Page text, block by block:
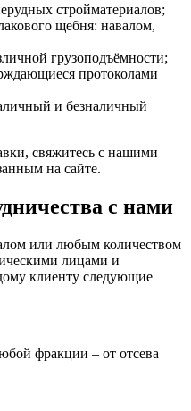
стройматериалов;
щебня: навалом,
грузоподъёмности;
протоколами
и безналичный
свяжитесь с нашими
на сайте.
с нами
или любым количеством
лицами и
клиенту следующие
фракции – от отсева